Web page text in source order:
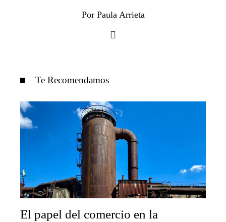
Por Paula Arrieta
Te Recomendamos
El papel del comercio en la